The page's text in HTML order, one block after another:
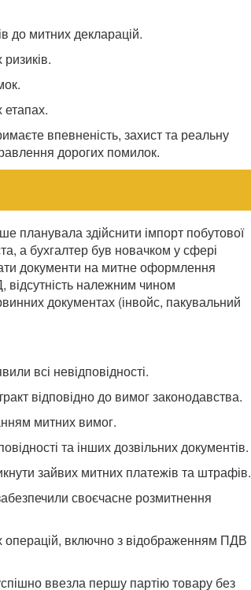
до митних декларацій.
етапах.
впевненість, захист та реальну
дорогих помилок.
планувала здійснити імпорт побутової
а бухгалтер був новачком у сфері
документи на митне оформлення
належним чином
документах (інвойс, пакувальний
всі невідповідності.
відповідно до вимог законодавства.
митних вимог.
та інших дозвільних документів.
зайвих митних платежів та штрафів.
своєчасне розмитнення
операцій, включно з відображенням ПДВ
ввезла першу партію товару без